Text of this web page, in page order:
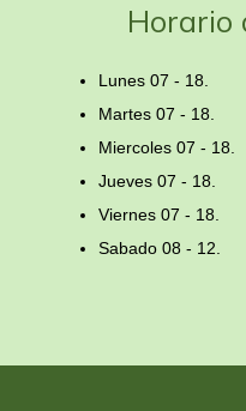
Horario
Lunes 07 - 18.
Martes 07 - 18.
Miercoles 07 - 18.
Jueves 07 - 18.
Viernes 07 - 18.
Sabado 08 - 12.